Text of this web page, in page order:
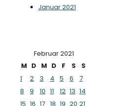
Januar 2021
Februar 2021
M D M D F S
S
1
2 3 4 5 6
7
8
9 10 11 12 13 14
15 16 17 18 19 20 21